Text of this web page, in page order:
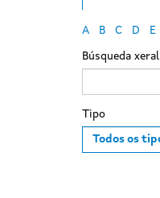
Búsqueda xeral
Tipo
A B C D E